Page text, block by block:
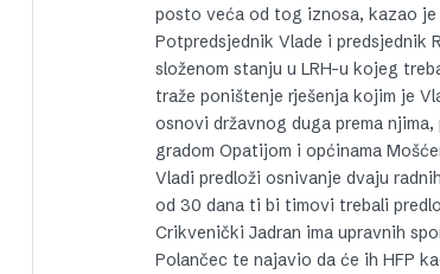
posto veća od tog iznosa, kazao je
Potpredsjednik Vlade i predsjednik
složenom stanju u LRH-u kojeg
traže poništenje rješenja kojim je
osnovi državnog duga prema
gradom Opatijom i općinama
Vladi predloži osnivanje dvaju
od 30 dana ti bi timovi trebali
Crikvenički Jadran ima upravnih
Polančec te najavio da će ih HFP